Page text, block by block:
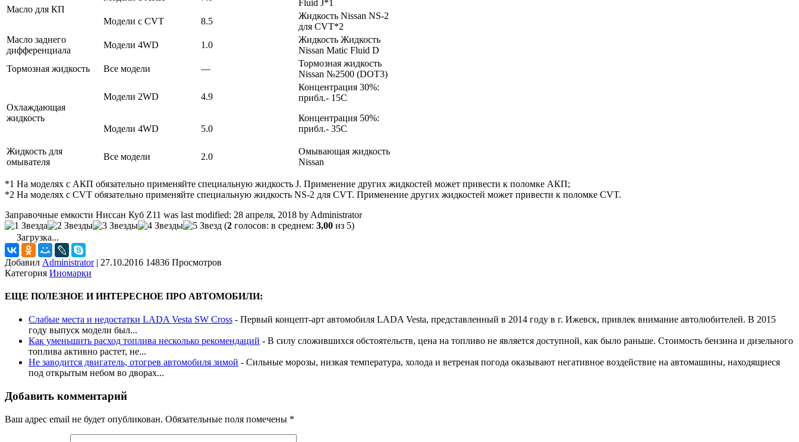
Масло для КП
Fluid J*1
Модели с CVT
8.5
Жидкость Nissan NS-2
для CVT*2
Масло заднего
дифференциала
Модели 4WD 1.0
Жидкость Жидкость
Nissan Matic Fluid D
Тормозная жидкость
Все модели —
Тормозная жидкость
Nissan №2500 (DOT3)
Охлаждающая
жидкость
Модели 2WD 4.9
Концентрация 30%:
прибл.- 15С
Концентрация 50%:
прибл.- 35С
Модели 4WD 5.0
Жидкость для
омывателя
Все модели 2.0
Омывающая жидкость
Nissan
*1 На моделях с АКП обязательно применяйте специальную жидкость J. Применение других жидкостей может привести к поломке АКП;
*2 На моделях с CVT обязательно применяйте специальную жидкость NS-2 для CVT. Применение других жидкостей может привести к поломке CVT.
Заправочные емкости Ниссан Куб Z11 was last modified: 28 апреля, 2018 by Administrator
(2 голосов: в среднем: 3,00 из 5)
Загрузка...
Добавил Administrator | 27.10.2016 14836 Просмотров
Категория Иномарки
ЕЩЕ ПОЛЕЗНОЕ И ИНТЕРЕСНОЕ ПРО АВТОМОБИЛИ:
Слабые места и недостатки LADA Vesta SW Cross - Первый концепт-арт автомобиля LADA Vesta, представленный в 2014 году в г. Ижевск, привлек внимание автолюбителей. В 2015
году выпуск модели был...
Как уменьшить расход топлива несколько рекомендаций - В силу сложившихся обстоятельств, цена на топливо не является доступной, как было раньше. Стоимость бензина и дизельного
топлива активно растет, не...
Не заводится двигатель, отогрев автомобиля зимой - Сильные морозы, низкая температура, холода и ветреная погода оказывают негативное воздействие на автомашины, находящиеся
под открытым небом во дворах...
Добавить комментарий
Ваш адрес email не будет опубликован. Обязательные поля помечены *